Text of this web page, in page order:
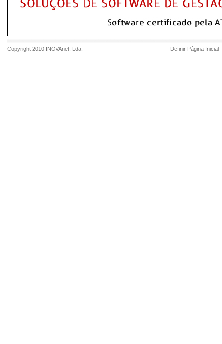
Copyright 2010 INOVAnet , Lda. Definir Página Inicial